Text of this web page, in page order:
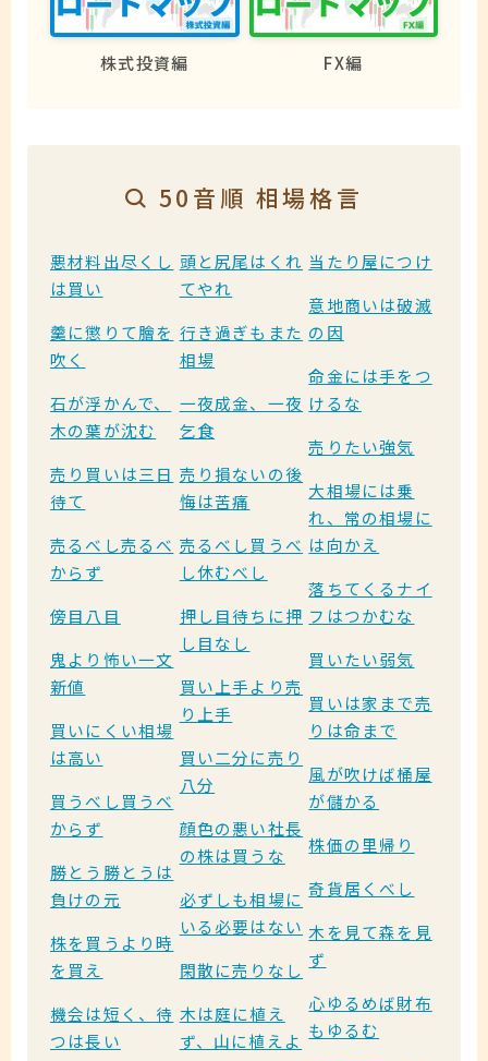
株式投資編 FX編
50音順 相場格言
悪材料出尽くし
は買い
羹に懲りて膾を
吹く
石が浮かんで、
木の葉が沈む
売り買いは三日
待て
売るべし売るべ
からず
傍目八目
鬼より怖い一文
新値
買いにくい相場
は高い
買うべし買うべ
からず
勝とう勝とうは
負けの元
株を買うより時
を買え
機会は短く、待
つは長い
頭と尻尾はくれ
てやれ
行き過ぎもまた
相場
一夜成金、一夜
乞食
売り損ないの後
悔は苦痛
売るべし買うべ
し休むべし
押し目待ちに押
し目なし
買い上手より売
り上手
買い二分に売り
八分
顔色の悪い社長
の株は買うな
必ずしも相場に
いる必要はない
閑散に売りなし
木は庭に植え
ず、山に植えよ
当たり屋につけ
意地商いは破滅
の因
命金には手をつ
けるな
売りたい強気
大相場には乗
れ、常の相場に
は向かえ
落ちてくるナイ
フはつかむな
買いたい弱気
買いは家まで売
りは命まで
風が吹けば桶屋
が儲かる
株価の里帰り
奇貨居くべし
木を見て森を見
ず
心ゆるめば財布
もゆるむ